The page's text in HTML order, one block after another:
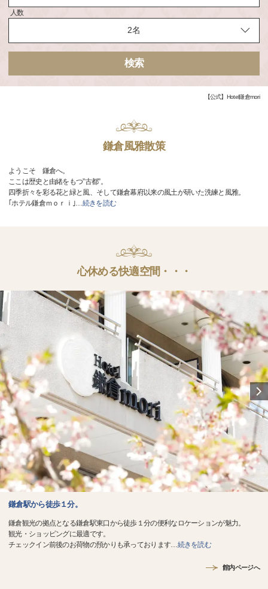
人数
検索
【公式】Hotel鎌倉mori
鎌倉風雅散策
ようこそ 鎌倉へ。
ここは歴史と由緒をもつ”古都”。
四季折々を彩る花と緑と風、そして鎌倉幕府以来の風土が研いた洗練と風雅。
｢ホテル鎌倉ｍｏｒｉ｣…続きを読む
心休める快適空間・・・
鎌倉駅から徒歩１分。
鎌倉観光の拠点となる鎌倉駅東口から徒歩１分の便利なロケーションが魅力。
観光・ショッピングに最適です。
チェックイン前後のお荷物の預かりも承っております…続きを読む
館内ページへ